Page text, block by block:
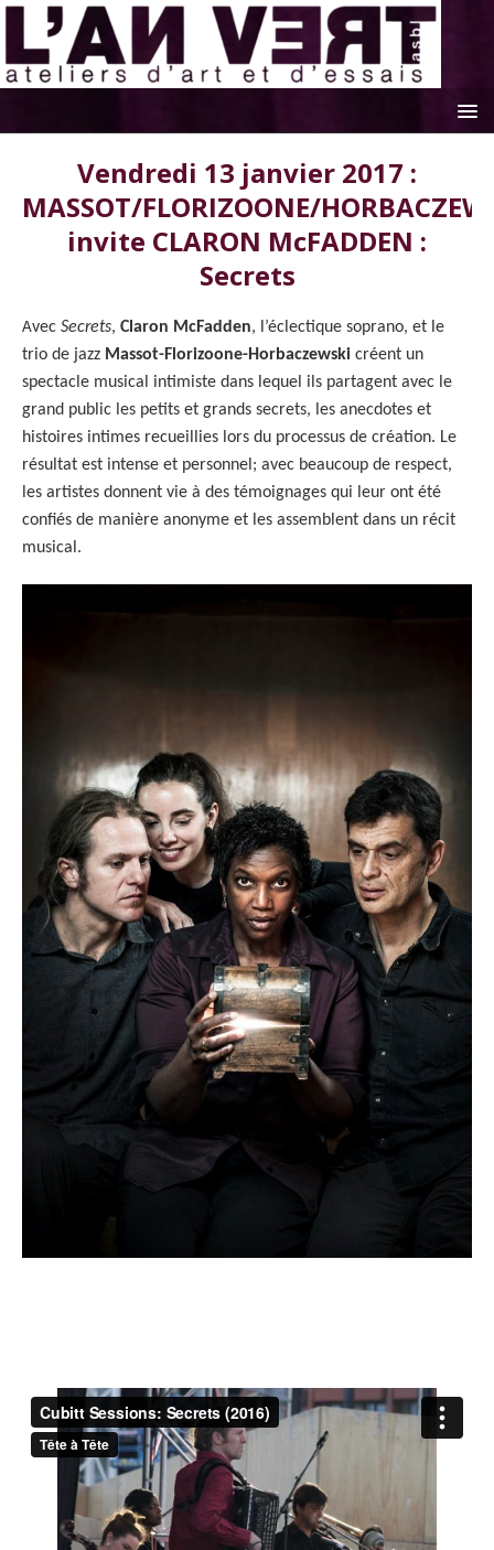
Vendredi 13 janvier 2017 :
MASSOT/FLORIZOONE/
invite CLARON McFADDEN :
Secrets
Avec Secrets, Claron McFadden, l’éclectique soprano, et le
trio de jazz Massot-Florizoone-Horbaczewski créent un
spectacle musical intimiste dans lequel ils partagent avec le
grand public les petits et grands secrets, les anecdotes et
histoires intimes recueillies lors du processus de création. Le
résultat est intense et personnel; avec beaucoup de respect,
les artistes donnent vie à des témoignages qui leur ont été
confiés de manière anonyme et les assemblent dans un récit
musical.